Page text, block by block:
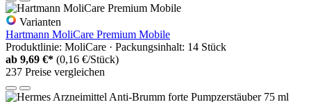
Varianten
Hartmann MoliCare Premium Mobile
Produktlinie: MoliCare · Packungsinhalt: 14 Stück
ab 9,69 €* (0,16 €/Stück)
237 Preise vergleichen